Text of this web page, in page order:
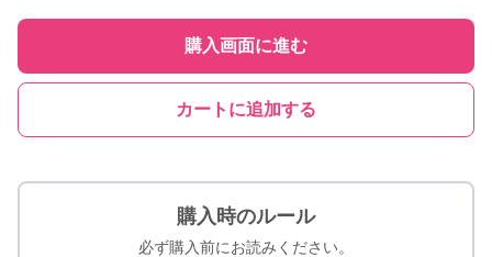
購入画面に進む
カートに追加する
購入時のルール
必ず購入前にお読みください。